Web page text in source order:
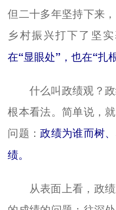
但二十多年坚持下来
乡村振兴打下了坚
在“显眼处”，也在“扎
什么叫政绩观？政
根本看法。简单说，
问题：政绩为谁而树
绩。
从表面上看，政绩